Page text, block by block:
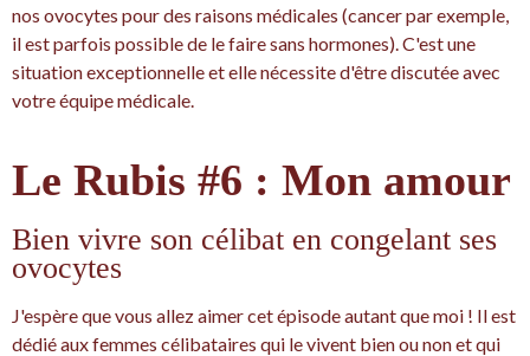
nos ovocytes pour des raisons médicales (cancer par exemple,
il est parfois possible de le faire sans hormones). C'est une
situation exceptionnelle et elle nécessite d'être discutée avec
votre équipe médicale.
Le Rubis #6 : Mon amour
Bien vivre son célibat en congelant ses
ovocytes
J'espère que vous allez aimer cet épisode autant que moi ! Il est
dédié aux femmes célibataires qui le vivent bien ou non et qui